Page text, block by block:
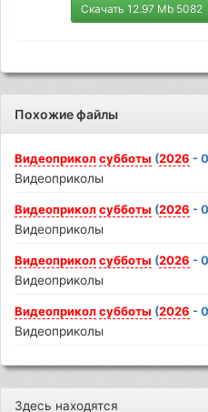
Скачать 12.97 Mb 5082
Похожие файлы
Видеоприкол субботы (2026 -
Видеоприколы
Видеоприкол субботы (2026 -
Видеоприколы
Видеоприкол субботы (2026 -
Видеоприколы
Видеоприкол субботы (2026 -
Видеоприколы
Здесь находятся